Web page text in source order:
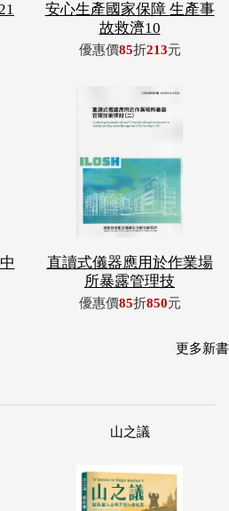
安心生產國家保障 生產事
故救濟10
優惠價85折213元
直讀式儀器應用於作業場
所暴露管理技
優惠價85折850元
更多新書
山之議